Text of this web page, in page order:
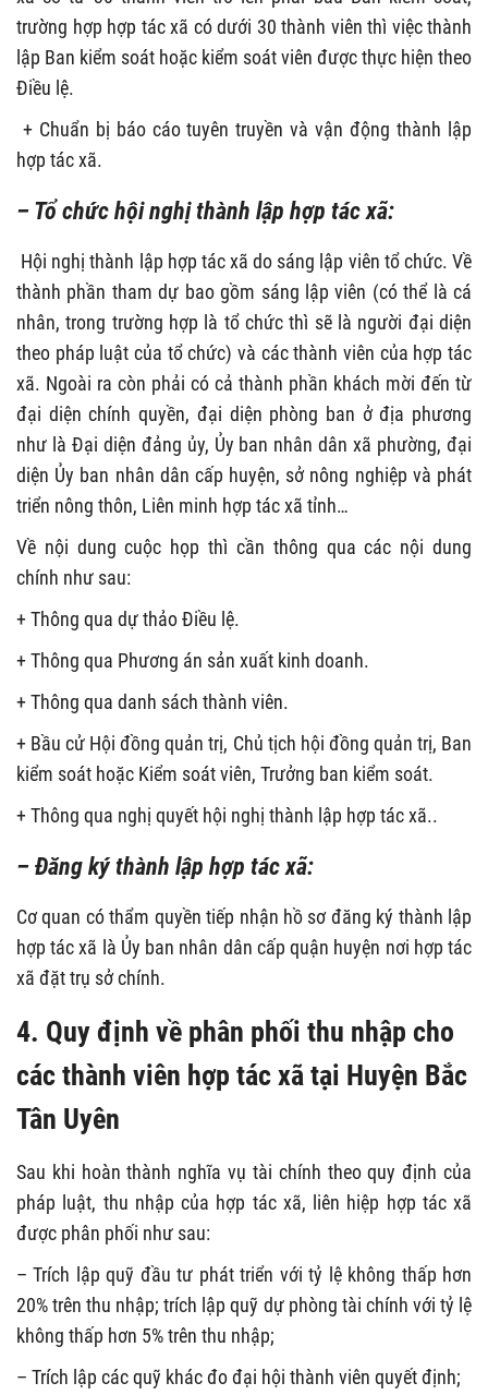
trường hợp hợp tác xã có dưới 30 thành viên thì việc thành
lập Ban kiểm soát hoặc kiểm soát viên được thực hiện theo
Điều lệ.
+ Chuẩn bị báo cáo tuyên truyền và vận động thành lập
hợp tác xã.
– Tổ chức hội nghị thành lập hợp tác xã:
Hội nghị thành lập hợp tác xã do sáng lập viên tổ chức. Về
thành phần tham dự bao gồm sáng lập viên (có thể là cá
nhân, trong trường hợp là tổ chức thì sẽ là người đại diện
theo pháp luật của tổ chức) và các thành viên của hợp tác
xã. Ngoài ra còn phải có cả thành phần khách mời đến từ
đại diện chính quyền, đại diện phòng ban ở địa phương
như là Đại diện đảng ủy, Ủy ban nhân dân xã phường, đại
diện Ủy ban nhân dân cấp huyện, sở nông nghiệp và phát
triển nông thôn, Liên minh hợp tác xã tỉnh…
Về nội dung cuộc họp thì cần thông qua các nội dung
chính như sau:
+ Thông qua dự thảo Điều lệ.
+ Thông qua Phương án sản xuất kinh doanh.
+ Thông qua danh sách thành viên.
+ Bầu cử Hội đồng quản trị, Chủ tịch hội đồng quản trị, Ban
kiểm soát hoặc Kiểm soát viên, Trưởng ban kiểm soát.
+ Thông qua nghị quyết hội nghị thành lập hợp tác xã..
– Đăng ký thành lập hợp tác xã:
Cơ quan có thẩm quyền tiếp nhận hồ sơ đăng ký thành lập
hợp tác xã là Ủy ban nhân dân cấp quận huyện nơi hợp tác
xã đặt trụ sở chính.
4. Quy định về phân phối thu nhập cho
các thành viên hợp tác xã tại Huyện Bắc
Tân Uyên
Sau khi hoàn thành nghĩa vụ tài chính theo quy định của
pháp luật, thu nhập của hợp tác xã, liên hiệp hợp tác xã
được phân phối như sau:
– Trích lập quỹ đầu tư phát triển với tỷ lệ không thấp hơn
20% trên thu nhập; trích lập quỹ dự phòng tài chính với tỷ lệ
không thấp hơn 5% trên thu nhập;
– Trích lập các quỹ khác đo đại hội thành viên quyết định;